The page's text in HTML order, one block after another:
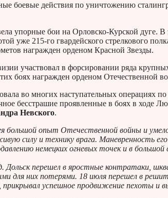
боевые действия по уничтожению
упорные бои на Орловско-Курской дуге.
уже 215-го гвардейского стрелкового
награжден орденом Красной Звезды.
участвовал в форсировании ряда
боях награжден орденом Отечественной
во многих наступательных
бесстрашие проявленные в боях в ходе
Невского.
большой опыт Отечественной войны и
силу и технику врага. Маневренность
немецких огневых точек и в
Дольск перешел в яростные контратаки,
для них потерями. 18 июля перешел в
успешное продвижение пехоты и